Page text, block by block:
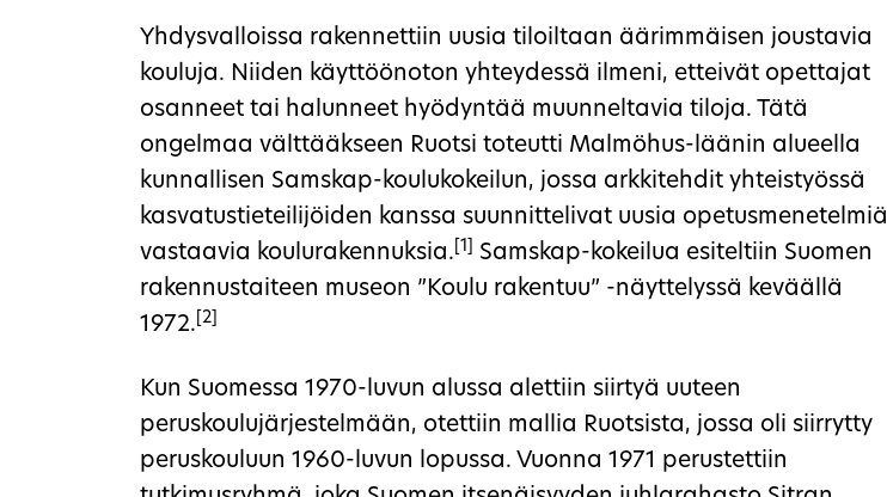
Yhdysvalloissa rakennettiin uusia tiloiltaan äärimmäisen joustavia
kouluja. Niiden käyttöönoton yhteydessä ilmeni, etteivät opettajat
osanneet tai halunneet hyödyntää muunneltavia tiloja. Tätä
ongelmaa välttääkseen Ruotsi toteutti Malmöhus-läänin alueella
kunnallisen Samskap-koulukokeilun, jossa arkkitehdit yhteistyössä
kasvatustieteilijöiden kanssa suunnittelivat uusia opetusmenetelmiä
vastaavia koulurakennuksia. [1]
Samskap-kokeilua esiteltiin Suomen
rakennustaiteen museon ”Koulu rakentuu” -näyttelyssä keväällä
1972. [2]
Kun Suomessa 1970-luvun alussa alettiin siirtyä uuteen
peruskoulujärjestelmään, otettiin mallia Ruotsista, jossa oli siirrytty
peruskouluun 1960-luvun lopussa. Vuonna 1971 perustettiin